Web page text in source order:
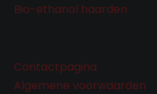
Bio-ethanol haarden
Contactpagina
Algemene voorwaarden